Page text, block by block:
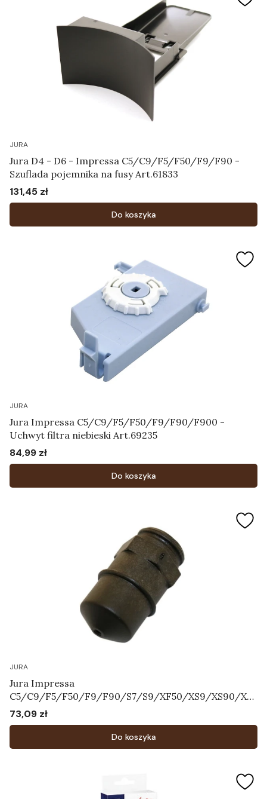
JURA
Jura D4 - D6 - Impressa C5/C9/F5/F50/F9/F90 -
Szuflada pojemnika na fusy Art.61833
Cena
131,45 zł
Do koszyka
JURA
Jura Impressa C5/C9/F5/F50/F9/F90/F900 -
Uchwyt filtra niebieski Art.69235
Cena
84,99 zł
Do koszyka
JURA
Jura Impressa
C5/C9/F5/F50/F9/F90/S7/S9/XF50/XS9/XS90/XS
95 - Dysza Pary Art.63354
Cena
73,09 zł
Do koszyka